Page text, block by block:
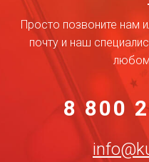
Просто позвоните нам
почту и наш
8 800